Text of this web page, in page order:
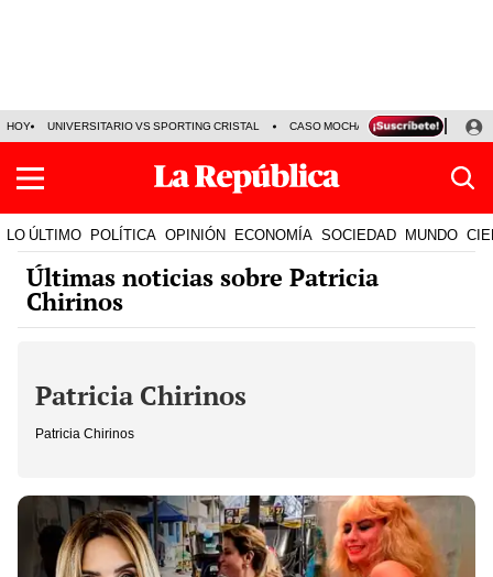
HOY UNIVERSITARIO VS SPORTING CRISTAL CASO MOCHASUELDOS
LO ÚLTIMO POLÍTICA OPINIÓN ECONOMÍA SOCIEDAD MUNDO
Últimas noticias sobre Patricia
Chirinos
Patricia Chirinos
Patricia Chirinos